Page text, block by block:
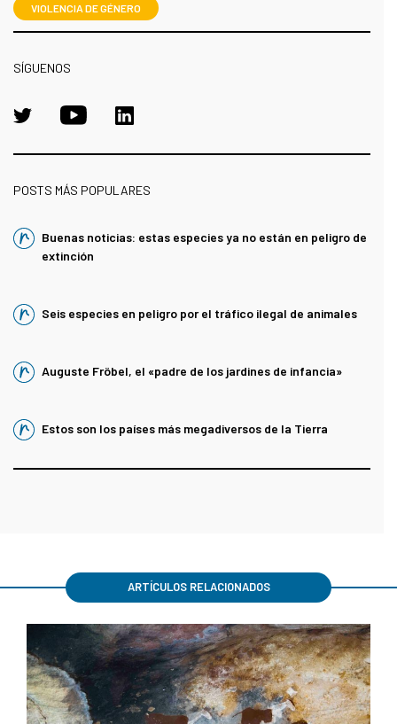
VIOLENCIA DE GÉNERO
SÍGUENOS
POSTS MÁS POPULARES
Buenas noticias: estas especies ya no están en peligro de
extinción
Seis especies en peligro por el tráfico ilegal de animales
Auguste Fröbel, el «padre de los jardines de infancia»
Estos son los países más megadiversos de la Tierra
ARTÍCULOS RELACIONADOS